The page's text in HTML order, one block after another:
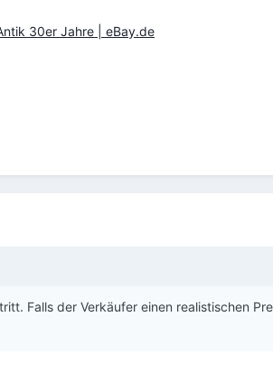
30er Jahre | eBay.de
Falls der Verkäufer einen realistischen